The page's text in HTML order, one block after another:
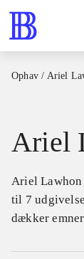
Ophav / Ariel
Ariel
Ariel Lawhon
til 7
dækker